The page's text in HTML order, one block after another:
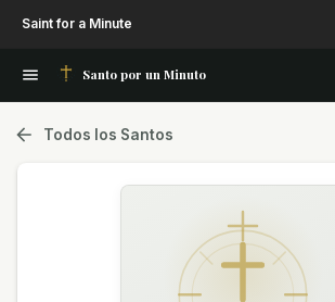
Saint for a Minute
Santo por un Minuto
Todos los Santos